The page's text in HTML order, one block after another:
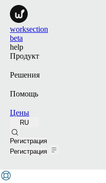
worksection
beta
help
Продукт
Решения
Помощь
Цены
RU
Регистрация
Регистрация